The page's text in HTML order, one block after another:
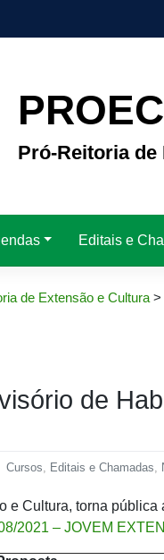
PROEC
Pró-Reitoria de
Editais e
de Extensão e Cultura>
de
Cursos Editais e Chamadas
e Cultura, torna
2021 – JOVEM